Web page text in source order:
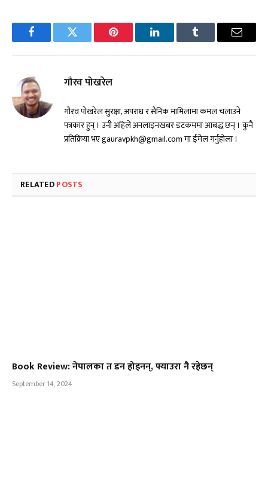
FacebookTwitter Pinterest LinkedInTumblr Email
गौरव पोखरेल
गौरव पोखरेल सुरक्षा, अपराध र सैनिक मामिलामा कमल चलाउने
पत्रकार हुन् । उनी अहिले अनलाइनखबर डटकममा आबद्ध छन् । कुनै
प्रतिक्रिया भए gauravpkh@gmail.com मा ईमेल गर्नुहोला ।
RELATEDPOSTS
Book Review: नेपालका त डन होइनन्, फ्याउरा नै रहेछन्
September 14, 2024